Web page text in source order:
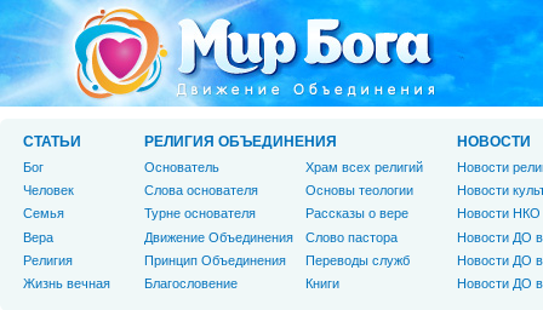
СТАТЬИ
Бог
Человек
Cемья
Вера
Религия
Жизнь вечная
РЕЛИГИЯ ОБЪЕДИНЕНИЯ
Основатель
Слова основателя
Турне основателя
Движение Объединения
Принцип Объединения
Благословение
Храм всех религий
Основы теологии
Рассказы о вере
Слово пастора
Переводы служб
Книги
НОВОСТИ
Новости
Новости
Новости НКО
Новости ДО
Новости ДО
Новости ДО